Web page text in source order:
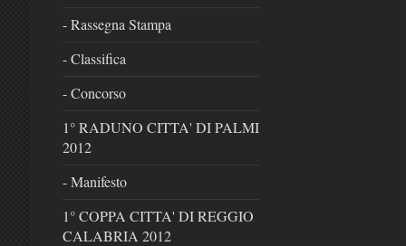
- Rassegna Stampa
- Classifica
- Concorso
1° RADUNO CITTA' DI PALMI
2012
- Manifesto
1° COPPA CITTA' DI REGGIO
CALABRIA 2012